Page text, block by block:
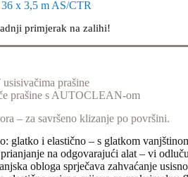
x 3,5 m AS/CTR
primjerak na zalihi!
prašine
prašine s AUTOCLEAN-om
– za savršeno klizanje po površini.
glatko i elastično – s glatkom
na odgovarajući alat – vi
obloga sprječava zahvaćanje